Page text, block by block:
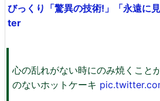
びっくり「驚異の技術!」「永遠に
ter
心の乱れがない時にのみ焼くこと
のないホットケーキ